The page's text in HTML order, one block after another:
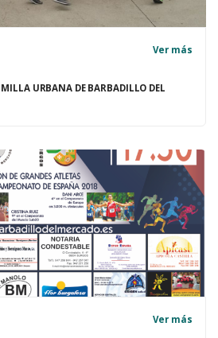
Ver más
URBANA DE BARBADILLO DEL
Ver más